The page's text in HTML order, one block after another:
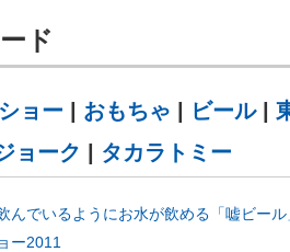
ド
ョー おもちゃ ビール|
ョーク タカラトミー
んでいるようにお水が飲める「嘘ビー
ー2011